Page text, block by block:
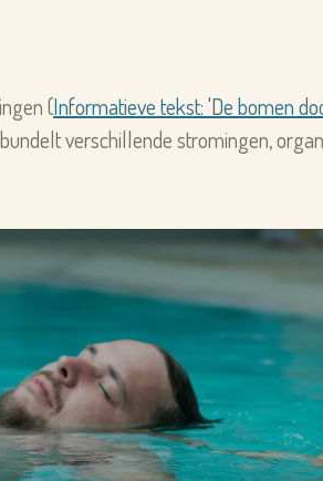
(Informatieve tekst: 'De bomen
verschillende stromingen,